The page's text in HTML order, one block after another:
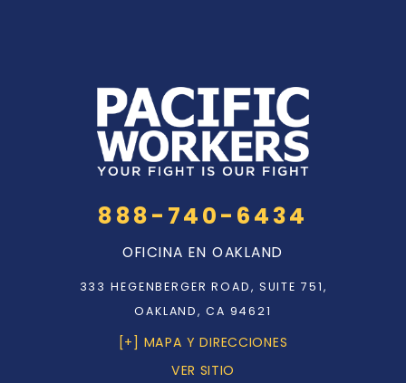
888-740-6434
OFICINA EN OAKLAND
333 HEGENBERGER ROAD, SUITE 751,
OAKLAND, CA 94621
[+] MAPA Y DIRECCIONES
VER SITIO